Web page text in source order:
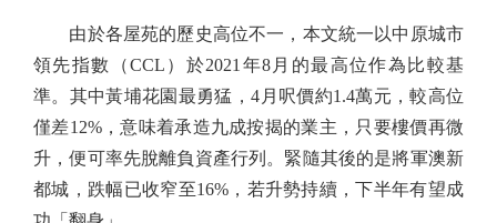
由於各屋苑的歷史高位不一，本文統一以中原城市
領先指數（CCL）於2021年8月的最高位作為比較基
準。其中黃埔花園最勇猛，4月呎價約1.4萬元，較高位
僅差12%，意味着承造九成按揭的業主，只要樓價再微
升，便可率先脫離負資產行列。緊隨其後的是將軍澳新
都城，跌幅已收窄至16%，若升勢持續，下半年有望成